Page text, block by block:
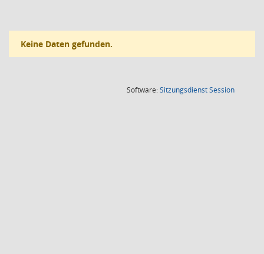
Keine Daten gefunden.
Software:SitzungsdienstSession(Wird in